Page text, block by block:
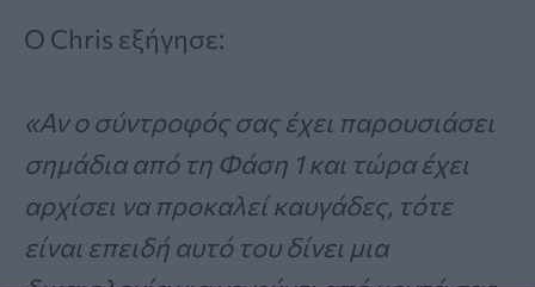
Ο Chris εξήγησε:
«Αν ο σύντροφός σας έχει παρουσιάσει
σημάδια από τη Φάση 1 και τώρα έχει
αρχίσει να προκαλεί καυγάδες, τότε
είναι επειδή αυτό του δίνει μια